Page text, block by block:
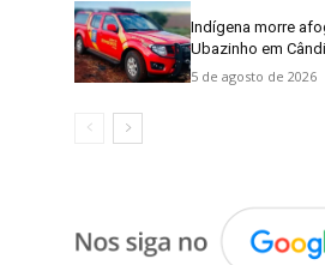
Indígena morre
Ubazinho em
5 de agosto de 2026